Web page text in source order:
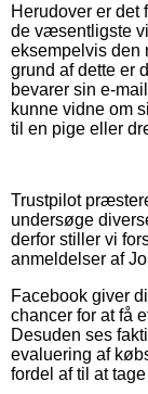
Herudover er det
de væsentligste
eksempelvis den
grund af dette er
bevarer sin e-
kunne vidne om
til en pige eller
Trustpilot
undersøge
derfor stiller vi
anmeldelser af
Facebook giver
chancer for at få
Desuden ses
evaluering af
fordel af til at